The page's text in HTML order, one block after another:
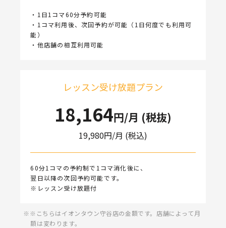
・1日1コマ60分予約可能
・1コマ利用後、次回予約が可能（1日何度でも利用可
能）
・他店舗の相互利用可能
レッスン受け放題プラン
18,164円/月 (税抜)
19,980円/月 (税込)
60分1コマの予約制で1コマ消化後に、
翌日以降の次回予約可能です。
※レッスン受け放題付
※こちらはイオンタウン守谷店の金額です。店舗によって月
額は変わります。